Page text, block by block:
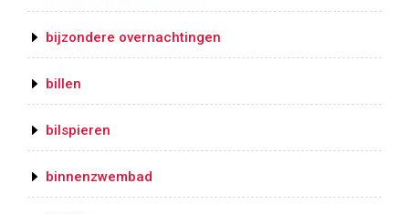
bijzondere overnachtingen
billen
bilspieren
binnenzwembad